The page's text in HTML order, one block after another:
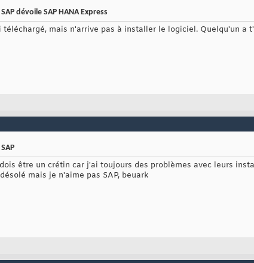
SAP dévoile SAP HANA Express
téléchargé, mais n'arrive pas à installer le logiciel. Quelqu'un a
SAP
être un crétin car j'ai toujours des problèmes avec leurs
mais je n'aime pas SAP, beuark